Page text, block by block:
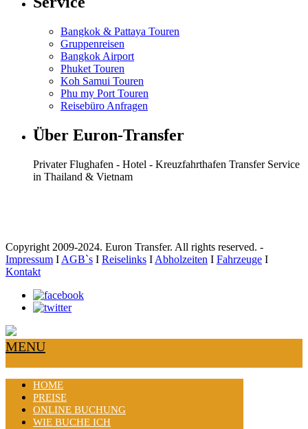
Bangkok & Pattaya Touren
Gruppenreisen
Bangkok Airport
Phuket Touren
Koh Samui Touren
Phu my Port Touren
Reisebüro Anfragen
Über Euron-Transfer
Privater Flughafen - Hotel - Kreuzfahrthafen Transfer Service
in Thailand & Vietnam
Copyright 2009-2024. Euron Transfer. All rights reserved. -
Impressum I AGB`s I Reiselinks I Abholzeiten I Fahrzeuge I
Kontakt
MENU
HOME
PREISE
ONLINE BUCHUNG
WIE BUCHE ICH